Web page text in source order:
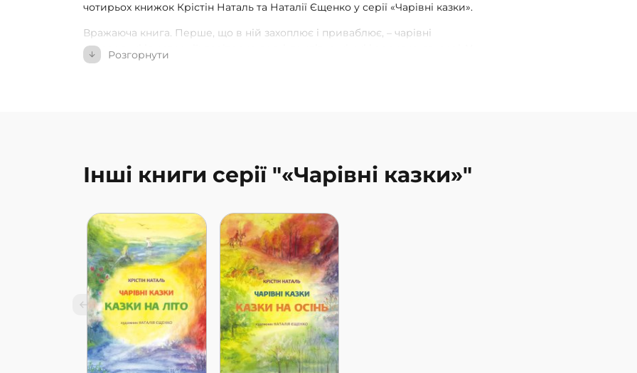
чотирьох книжок Крістін Наталь та Наталії Єщенко у серії «Чарівні казки».
Вражаюча книга. Перше, що в ній захоплює і приваблює, – чарівні
акварельні ілюстрації: повітряно-легкі, тендітно-ніжні і весняно-яскраві. У
них чудово відчувається весняне пробудження природи. А самі казки
справжнє кохання спроможне пройти будь-які випробування). Книга
добра, мрійлива, захоплива і, водночас, заколисуюча. Ми читали по одній
наприкінці кожної казки мрійливо посміхалася і замислювалася. Ідеальні
казки “на добраніч”.
Розгорнути
Інші книги серії "«Чарівні казки»"